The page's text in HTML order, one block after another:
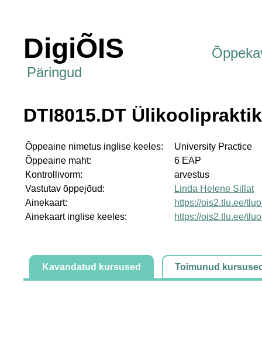
DigiÕIS
Päringud
DTI8015.DT
Õppeaine nimetus inglise keeles:
University Practice
Õppeaine maht:
6 EAP
Kontrollivorm:
arvestus
Vastutav õppejõud:
Linda Helene Sillat
Ainekaart:
https://ois2.tlu.ee/
Ainekaart inglise keeles:
https://ois2.tlu.ee/
Kavandatud kursused Toimunud